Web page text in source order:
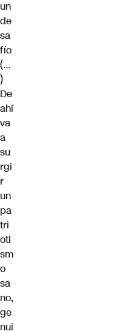
un
de
sa
fío
(…
)
De
ahí
va
a
su
rgi
r
un
pa
tri
oti
sm
o
sa
no,
ge
nui